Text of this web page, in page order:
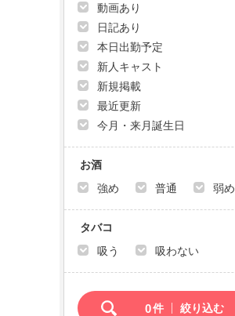
動画あり
日記あり
本日出勤予定
新人キャスト
新規掲載
最近更新
今月・来月誕生日
お酒
強め
普通 弱め
タバコ
吸う
吸わない
0件 絞り込む